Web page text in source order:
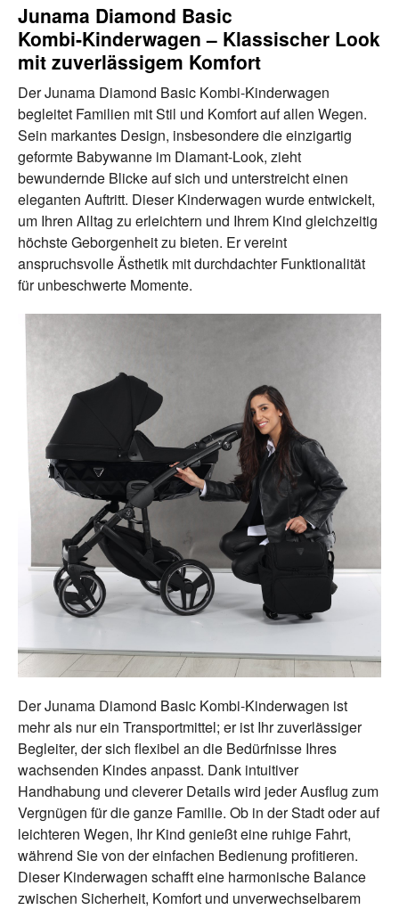
Junama Diamond Basic
Kombi‑Kinderwagen – Klassischer Look
mit zuverlässigem Komfort
Der Junama Diamond Basic Kombi-Kinderwagen
begleitet Familien mit Stil und Komfort auf allen Wegen.
Sein markantes Design, insbesondere die einzigartig
geformte Babywanne im Diamant-Look, zieht
bewundernde Blicke auf sich und unterstreicht einen
eleganten Auftritt. Dieser Kinderwagen wurde entwickelt,
um Ihren Alltag zu erleichtern und Ihrem Kind gleichzeitig
höchste Geborgenheit zu bieten. Er vereint
anspruchsvolle Ästhetik mit durchdachter Funktionalität
für unbeschwerte Momente.
Der Junama Diamond Basic Kombi-Kinderwagen ist
mehr als nur ein Transportmittel; er ist Ihr zuverlässiger
Begleiter, der sich flexibel an die Bedürfnisse Ihres
wachsenden Kindes anpasst. Dank intuitiver
Handhabung und cleverer Details wird jeder Ausflug zum
Vergnügen für die ganze Familie. Ob in der Stadt oder auf
leichteren Wegen, Ihr Kind genießt eine ruhige Fahrt,
während Sie von der einfachen Bedienung profitieren.
Dieser Kinderwagen schafft eine harmonische Balance
zwischen Sicherheit, Komfort und unverwechselbarem